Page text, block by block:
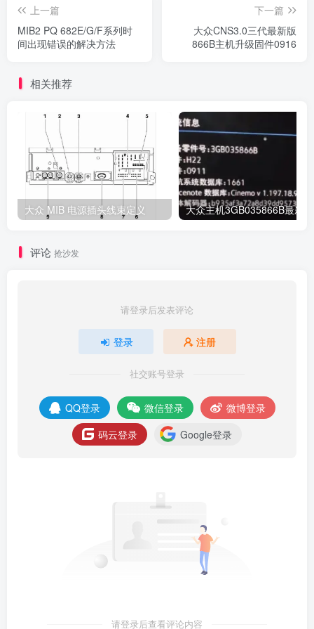
上一篇
MIB2 PQ 682E/G/F系列时
间出现错误的解决方法
下一篇
大众CNS3.0三代最新版
866B主机升级固件0916
相关推荐
大众 MIB 电源插头线束定义
评论 抢沙发
请登录后发表评论
登录 注册
社交账号登录
QQ登录 微信登录
微博登录
码云登录
Google登录
请登录后查看评论内容